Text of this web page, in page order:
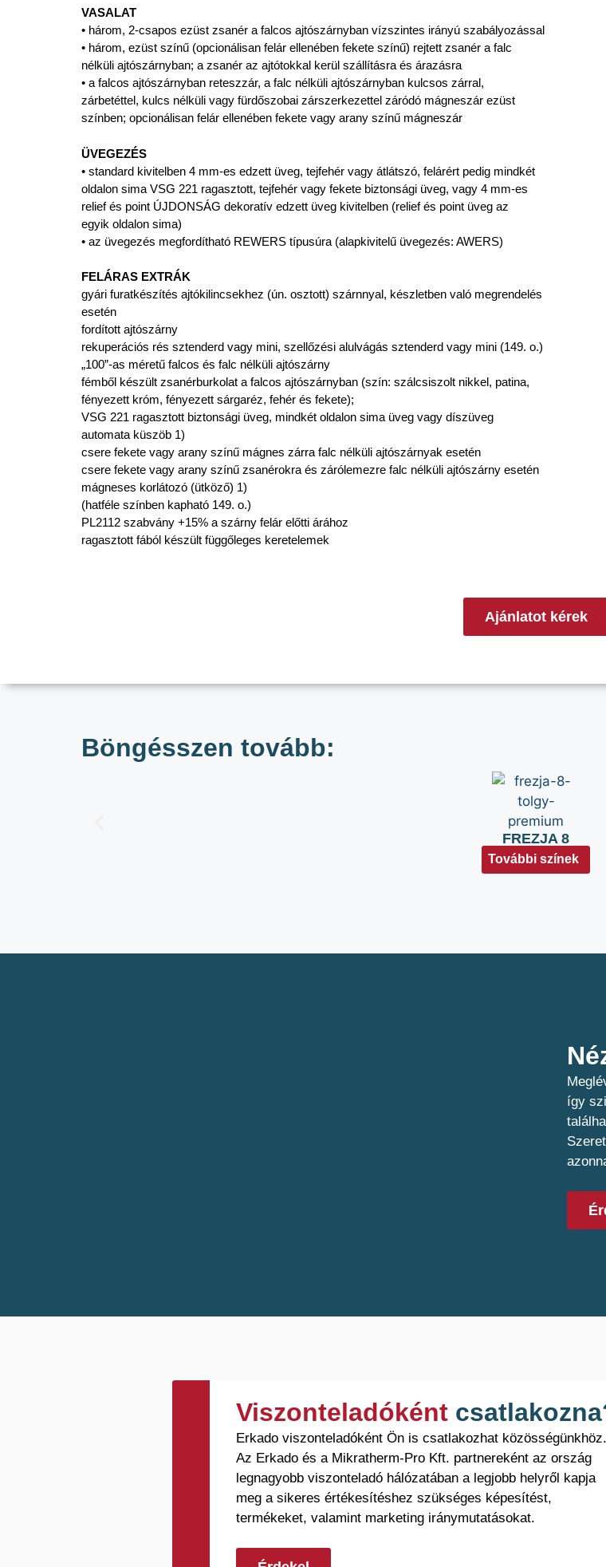
VASALAT
• három, 2-csapos ezüst zsanér a falcos ajtószárnyban vízszintes irányú szabályozással
• három, ezüst színű (opcionálisan felár ellenében fekete színű) rejtett zsanér a falc
nélküli ajtószárnyban; a zsanér az ajtótokkal kerül szállításra és árazásra
• a falcos ajtószárnyban reteszzár, a falc nélküli ajtószárnyban kulcsos zárral,
zárbetéttel, kulcs nélküli vagy fürdőszobai zárszerkezettel záródó mágneszár ezüst
színben; opcionálisan felár ellenében fekete vagy arany színű mágneszár
ÜVEGEZÉS
• standard kivitelben 4 mm-es edzett üveg, tejfehér vagy átlátszó, felárért pedig mindkét
oldalon sima VSG 221 ragasztott, tejfehér vagy fekete biztonsági üveg, vagy 4 mm-es
relief és point ÚJDONSÁG dekoratív edzett üveg kivitelben (relief és point üveg az
egyik oldalon sima)
• az üvegezés megfordítható REWERS típusúra (alapkivitelű üvegezés: AWERS)
FELÁRAS EXTRÁK
gyári furatkészítés ajtókilincsekhez (ún. osztott) szárnnyal, készletben való megrendelés
esetén
fordított ajtószárny
rekuperációs rés sztenderd vagy mini, szellőzési alulvágás sztenderd vagy mini (149. o.)
„100”-as méretű falcos és falc nélküli ajtószárny
fémből készült zsanérburkolat a falcos ajtószárnyban (szín: szálcsiszolt nikkel, patina,
fényezett króm, fényezett sárgaréz, fehér és fekete);
VSG 221 ragasztott biztonsági üveg, mindkét oldalon sima üveg vagy díszüveg
automata küszöb 1)
csere fekete vagy arany színű mágnes zárra falc nélküli ajtószárnyak esetén
csere fekete vagy arany színű zsanérokra és zárólemezre falc nélküli ajtószárny esetén
mágneses korlátozó (ütköző) 1)
(hatféle színben kapható 149. o.)
PL2112 szabvány +15% a szárny felár előtti árához
ragasztott fából készült függőleges keretelemek
Ajánlatot kérek
Böngésszen tovább:
FREZJA 8
További színek
így
Viszonteladóként
Erkado viszonteladóként Ön is csatlakozhat közösségünkhöz.
Az Erkado és a Mikratherm-Pro Kft. partnereként az ország
legnagyobb viszonteladó hálózatában a legjobb helyről kapja
meg a sikeres értékesítéshez szükséges képesítést,
termékeket, valamint marketing iránymutatásokat.